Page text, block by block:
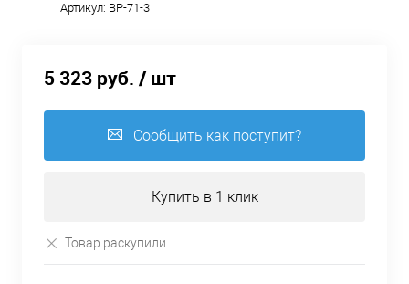
Артикул: BP-71-3
5 323 руб. / шт
Сообщить как поступит?
Купить в 1 клик
Товар раскупили